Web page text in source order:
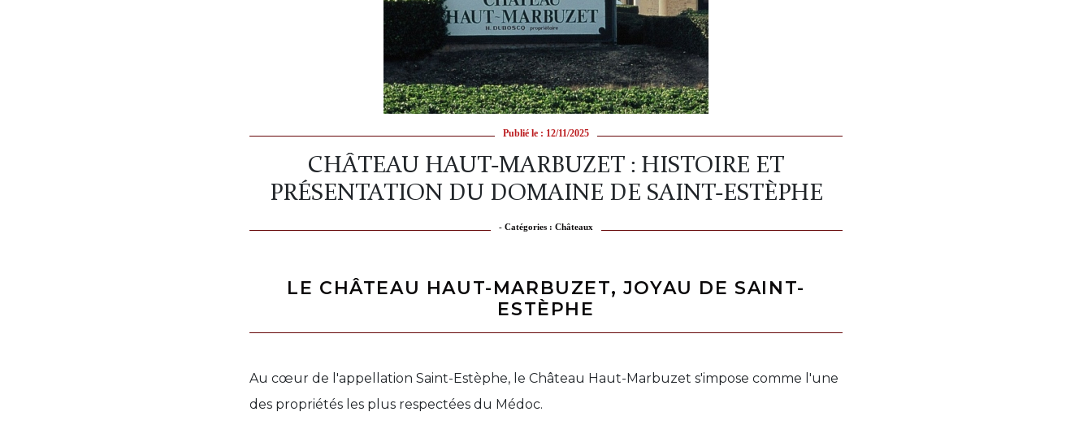
Publié le : 12/11/2025
CHÂTEAU HAUT-MARBUZET : HISTOIRE ET
PRÉSENTATION DU DOMAINE DE SAINT-ESTÈPHE
- Catégories : Châteaux
LE CHÂTEAU HAUT-MARBUZET, JOYAU DE SAINT-
ESTÈPHE
Au cœur de l'appellation Saint-Estèphe, le Château Haut-Marbuzet s'impose comme l'une
des propriétés les plus respectées du Médoc.